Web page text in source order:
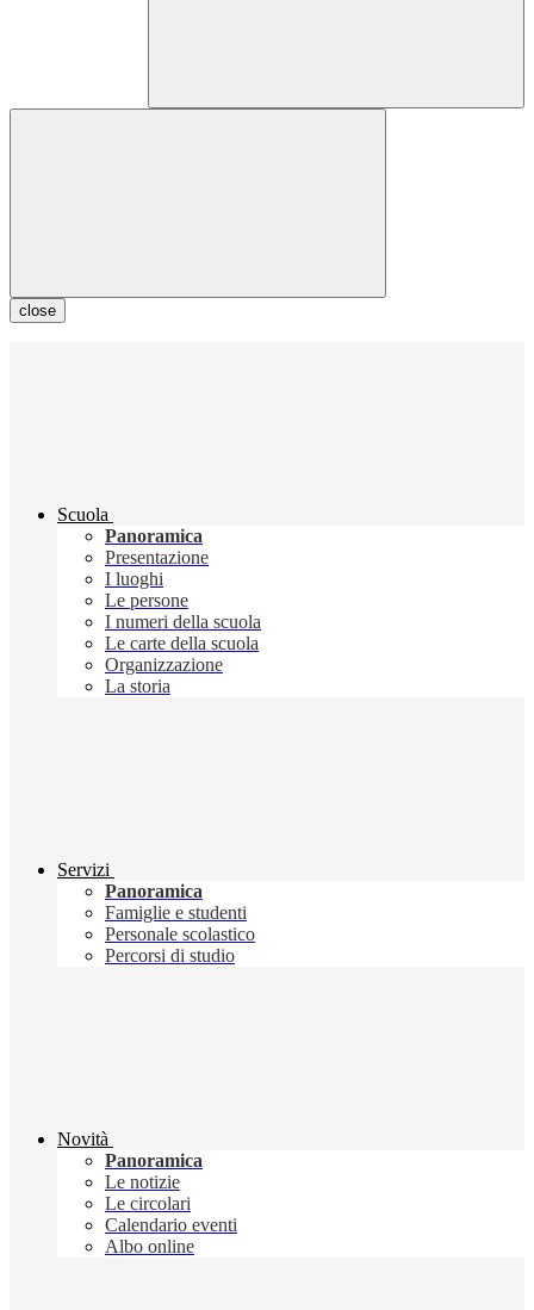
close
Scuola
Panoramica
Presentazione
I luoghi
Le persone
I numeri della scuola
Le carte della scuola
Organizzazione
La storia
Servizi
Panoramica
Famiglie e studenti
Personale scolastico
Percorsi di studio
Novità
Panoramica
Le notizie
Le circolari
Calendario eventi
Albo online